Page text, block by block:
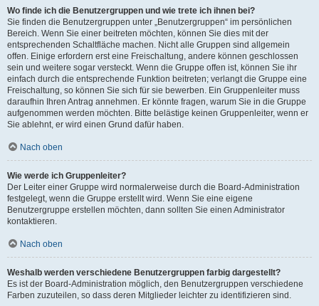
Wo finde ich die Benutzergruppen und wie trete ich ihnen bei?
Sie finden die Benutzergruppen unter „Benutzergruppen“ im persönlichen
Bereich. Wenn Sie einer beitreten möchten, können Sie dies mit der
entsprechenden Schaltfläche machen. Nicht alle Gruppen sind allgemein
offen. Einige erfordern erst eine Freischaltung, andere können geschlossen
sein und weitere sogar versteckt. Wenn die Gruppe offen ist, können Sie ihr
einfach durch die entsprechende Funktion beitreten; verlangt die Gruppe eine
Freischaltung, so können Sie sich für sie bewerben. Ein Gruppenleiter muss
daraufhin Ihren Antrag annehmen. Er könnte fragen, warum Sie in die Gruppe
aufgenommen werden möchten. Bitte belästige keinen Gruppenleiter, wenn er
Sie ablehnt, er wird einen Grund dafür haben.
Nach oben
Wie werde ich Gruppenleiter?
Der Leiter einer Gruppe wird normalerweise durch die Board-Administration
festgelegt, wenn die Gruppe erstellt wird. Wenn Sie eine eigene
Benutzergruppe erstellen möchten, dann sollten Sie einen Administrator
kontaktieren.
Nach oben
Weshalb werden verschiedene Benutzergruppen farbig dargestellt?
Es ist der Board-Administration möglich, den Benutzergruppen verschiedene
Farben zuzuteilen, so dass deren Mitglieder leichter zu identifizieren sind.